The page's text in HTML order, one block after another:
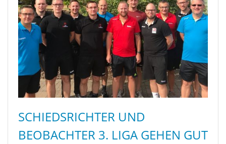
SCHIEDSRICHTER UND
BEOBACHTER 3. LIGA GEHEN GUT